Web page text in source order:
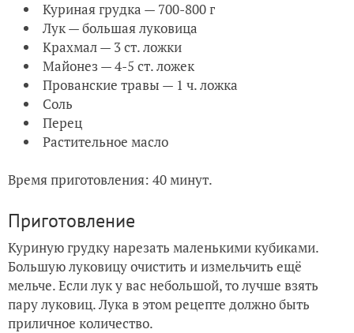
Куриная грудка — 700-800 г
Лук — большая луковица
Крахмал — 3 ст. ложки
Майонез — 4-5 ст. ложек
Прованские травы — 1 ч. ложка
Соль
Перец
Растительное масло
Время приготовления: 40 минут.
Приготовление
Куриную грудку нарезать маленькими кубиками.
Большую луковицу очистить и измельчить ещё
мельче. Если лук у вас небольшой, то лучше взять
пару луковиц. Лука в этом рецепте должно быть
приличное количество.